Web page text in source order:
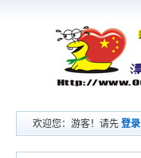
欢迎您：游客！请先登录